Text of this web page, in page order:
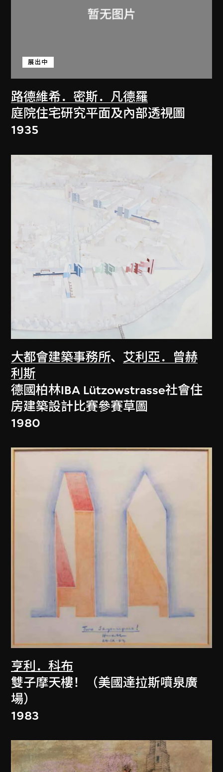
路德維希．密斯．凡德羅
展出中
庭院住宅研究平面及內部透視圖
1935
大都會建築事務所、 艾利亞．曾赫
利斯
德國柏林IBA Lützowstrasse社會住
房建築設計比賽參賽草圖
1980
亨利．科布
雙子摩天樓！（美國達拉斯噴泉廣
場）
1983